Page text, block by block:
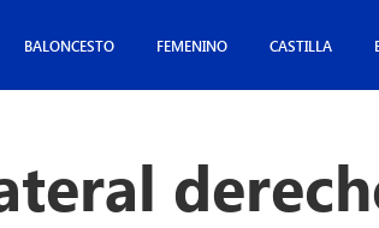
BALONCESTO FEMENINO CASTILLA